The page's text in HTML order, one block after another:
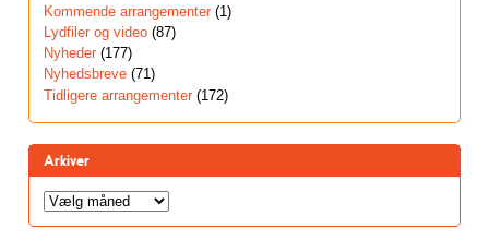
Kommende arrangementer (1)
Lydfiler og video (87)
Nyheder (177)
Nyhedsbreve (71)
Tidligere arrangementer (172)
Arkiver
Arkiver